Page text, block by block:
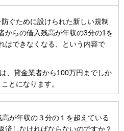
ぐために設けられた新しい規制
からの借入残高が年収の3分の1を
はできなくなる、という内容で
、貸金業者から100万円までしか
とになります。
が年収の３分の１を超えている
済しなければならないのですか？